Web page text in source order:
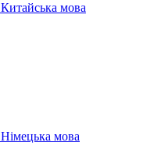
Китайська мова
Німецька мова